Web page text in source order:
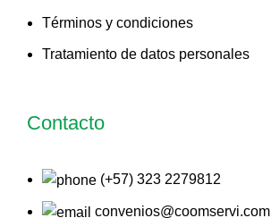
Términos y condiciones
Tratamiento de datos personales
Contacto
(+57) 323 2279812
convenios@coomservi.com